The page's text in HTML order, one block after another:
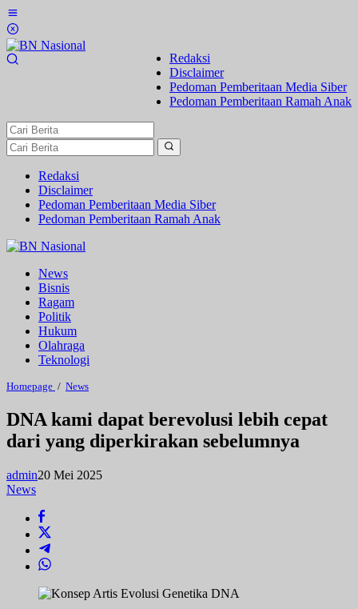
Lewati
ke
konten
Redaksi
Disclaimer
Pedoman Pemberitaan Media Siber
Pedoman Pemberitaan Ramah Anak
Redaksi
Disclaimer
Pedoman Pemberitaan Media Siber
Pedoman Pemberitaan Ramah Anak
News
Bisnis
Ragam
Politik
Hukum
Olahraga
Teknologi
Homepage / NewsDNA
dapat
berevolusi
lebih
cepat
yang
DNA kami dapat berevolusi lebih cepat
dari yang diperkirakan sebelumnya
admin20 Mei 2025
News